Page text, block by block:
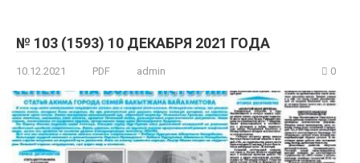
№ 103 (1593) 10 ДЕКАБРЯ 2021 ГОДА
10.12.2021 PDF admin 0